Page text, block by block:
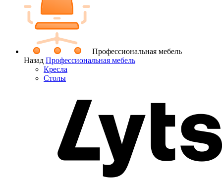
Профессиональная мебель
Назад Профессиональная мебель
Кресла
Столы